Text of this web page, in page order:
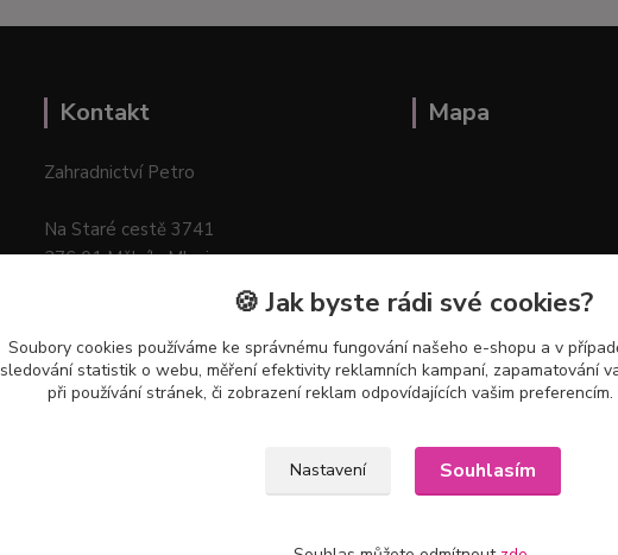
Kontakt
Zahradnictví Petro
Na Staré cestě 3741
276 01 Mělník–Mlazice
Mapa
🍪 Jak byste rádi své cookies?
Soubory cookies používáme ke správnému fungování našeho e-shopu a v
sledování statistik o webu, měření efektivity reklamních kampaní, zapamatování
při používání stránek, či zobrazení reklam odpovídajících vašim preferencím.
Nastavení Souhlasím